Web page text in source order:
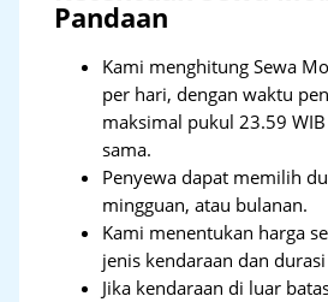
Pandaan
Kami menghitung Sewa
per hari, dengan waktu
maksimal pukul 23.59
sama.
Penyewa dapat memilih
mingguan, atau bulanan.
Kami menentukan harga
jenis kendaraan dan
Jika kendaraan di luar